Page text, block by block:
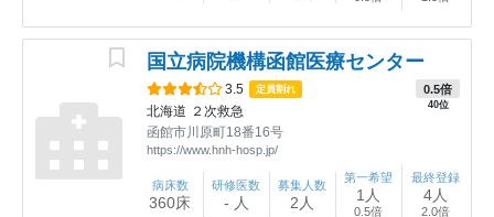
国立病院機構函館医療センター
3.5 定員割れ 0.5倍
40位
北海道 ２次救急
函館市川原町18番16号
https://www.hnh-hosp.jp/
病床数
360床
研修医数
- 人
募集人数
2人
第一希望
1人
0.5倍
最終登録
4人
2.0倍